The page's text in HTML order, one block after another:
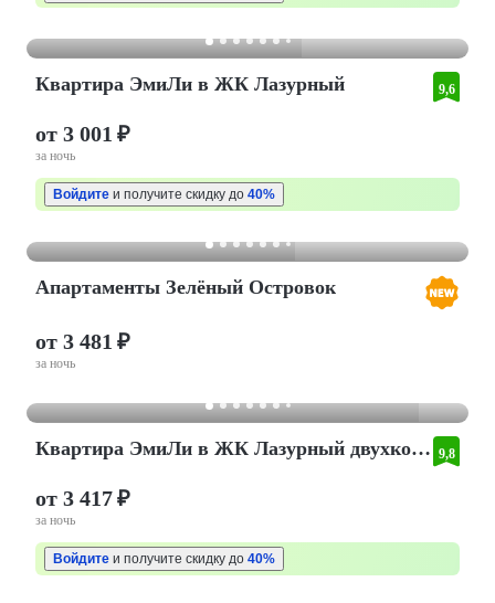
Квартира ЭмиЛи в ЖК Лазурный 9,6
от 3 001 ₽
за ночь
Войдите и получите скидку до 40%
Апартаменты Зелёный Островок
от 3 481 ₽
за ночь
Квартира ЭмиЛи в ЖК Лазурный двухкомнатная 9,8
от 3 417 ₽
за ночь
Войдите и получите скидку до 40%